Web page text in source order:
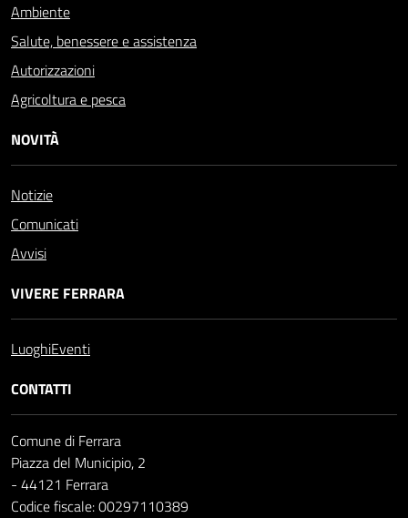
Ambiente
Salute, benessere e assistenza
Autorizzazioni
Agricoltura e pesca
NOVITÀ
Notizie
Comunicati
Avvisi
VIVERE FERRARA
LuoghiEventi
CONTATTI
Comune di Ferrara
Piazza del Municipio, 2
- 44121 Ferrara
Codice fiscale: 00297110389